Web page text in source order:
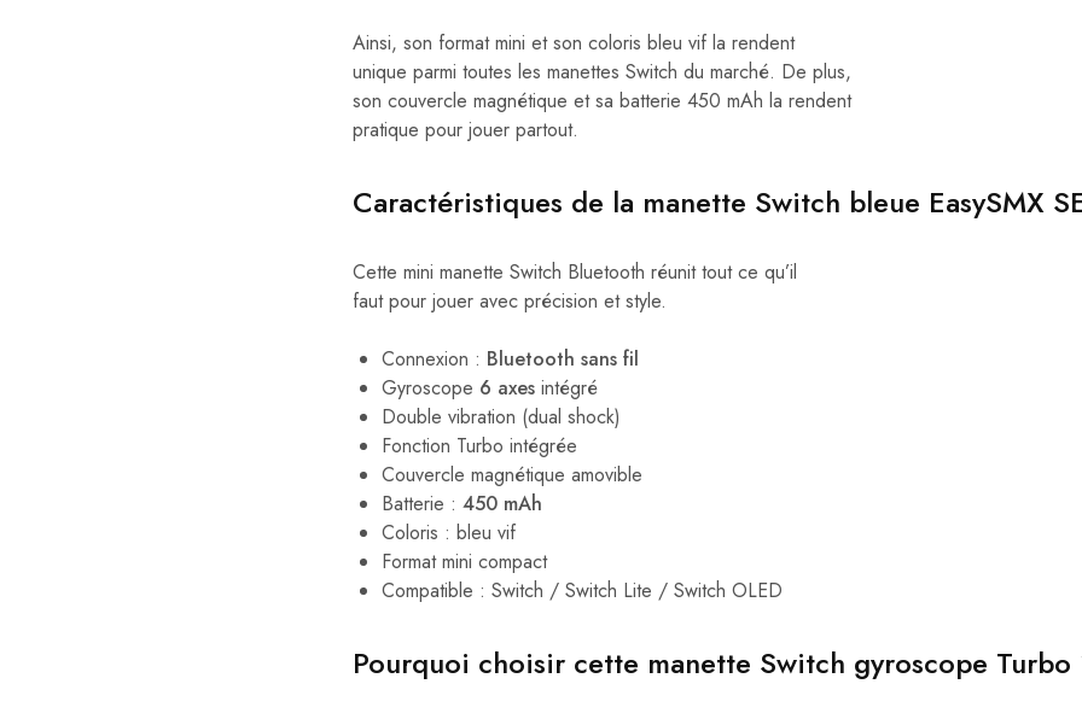
Ainsi, son format mini et son coloris bleu vif la rendent
unique parmi toutes les manettes Switch du marché. De plus,
son couvercle magnétique et sa batterie 450 mAh la rendent
pratique pour jouer partout.
Caractéristiques de la manette Switch bleue EasySMX
Cette mini manette Switch Bluetooth réunit tout ce qu’il
faut pour jouer avec précision et style.
Connexion : Bluetooth sans fil
Gyroscope 6 axes intégré
Double vibration (dual shock)
Fonction Turbo intégrée
Couvercle magnétique amovible
Batterie : 450 mAh
Coloris : bleu vif
Format mini compact
Compatible : Switch / Switch Lite / Switch OLED
Pourquoi choisir cette manette Switch gyroscope Turbo